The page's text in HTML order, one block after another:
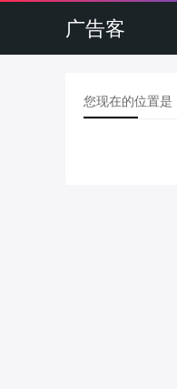
广告客
您现在的位置是